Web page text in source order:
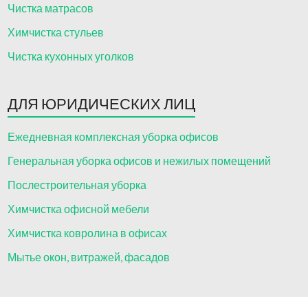
Чистка матрасов
Химчистка стульев
Чистка кухонных уголков
ДЛЯ ЮРИДИЧЕСКИХ ЛИЦ
Ежедневная комплексная уборка офисов
Генеральная уборка офисов и нежилых помещений
Послестроительная уборка
Химчистка офисной мебели
Химчистка ковролина в офисах
Мытье окон, витражей, фасадов